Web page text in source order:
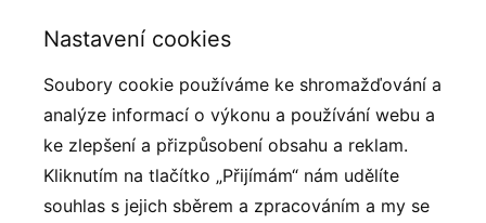
se skvěle hodí do městských prostor, parků i interiérů.
Technologie rotačního tváření z HDPE granulátu
(vysokohustotního polyethylenu) zajišťuje homogenní
strukturu materiálu, vysokou mechanickou odolnost a
dlouhou životnost i při intenzivním používání. Zároveň
poskytuje odolnost vůči UV záření, vlhkosti, teplotním
Nastavení cookies
Soubory cookie používáme ke shromažďování a
analýze informací o výkonu a používání webu a
ke zlepšení a přizpůsobení obsahu a reklam.
Kliknutím na tlačítko „Přijímám“ nám udělíte
souhlas s jejich sběrem a zpracováním a my se